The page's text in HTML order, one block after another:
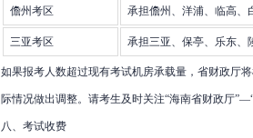
儋州考区 承担儋州、洋浦、临高、
三亚考区 承担三亚、保亭、乐东、
如果报考人数超过现有考试机房承载量，省财政厅
际情况做出调整。请考生及时关注“海南省财政厅
八、考试收费